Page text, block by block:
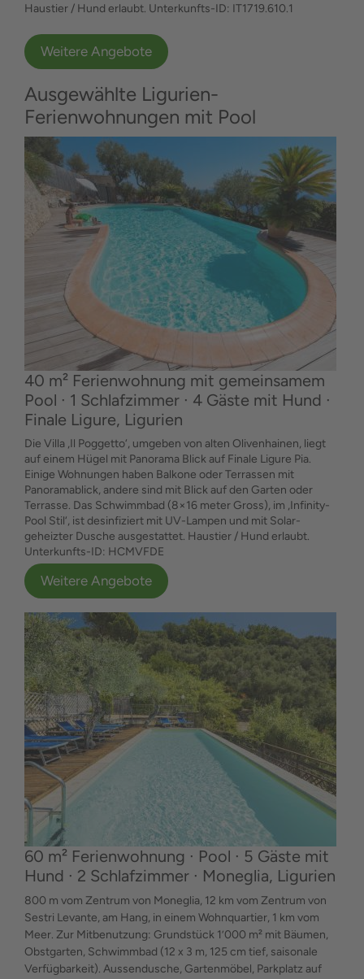
Haustier / Hund erlaubt. Unterkunfts-ID: IT1719.610.1
Weitere Angebote
Ausgewählte Ligurien-
Ferienwohnungen mit Pool
40 m² Ferienwohnung mit gemeinsamem
Pool ∙ 1 Schlafzimmer ∙ 4 Gäste mit Hund ∙
Finale Ligure, Ligurien
Die Villa ‚Il Poggetto‘, umgeben von alten Olivenhainen, liegt
auf einem Hügel mit Panorama Blick auf Finale Ligure Pia.
Einige Wohnungen haben Balkone oder Terrassen mit
Panoramablick, andere sind mit Blick auf den Garten oder
Terrasse. Das Schwimmbad (8×16 meter Gross), im ‚Infinity-
Pool Stil‘, ist desinfiziert mit UV-Lampen und mit Solar-
geheizter Dusche ausgestattet. Haustier / Hund erlaubt.
Unterkunfts-ID: HCMVFDE
Weitere Angebote
60 m² Ferienwohnung ∙ Pool ∙ 5 Gäste mit
Hund ∙ 2 Schlafzimmer ∙ Moneglia, Ligurien
800 m vom Zentrum von Moneglia, 12 km vom Zentrum von
Sestri Levante, am Hang, in einem Wohnquartier, 1 km vom
Meer. Zur Mitbenutzung: Grundstück 1’000 m² mit Bäumen,
Obstgarten, Schwimmbad (12 x 3 m, 125 cm tief, saisonale
Verfügbarkeit). Aussendusche, Gartenmöbel, Parkplatz auf